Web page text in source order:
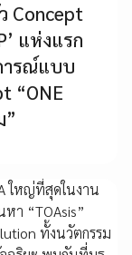
Concept
แห่งแรก
ารณ์แบบ
“ONE
”